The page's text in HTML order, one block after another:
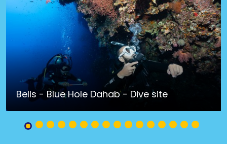
Bells - Blue Hole Dahab - Dive site